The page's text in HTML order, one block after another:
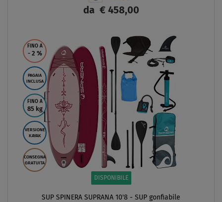
da € 458,00
SCHERMO
FINO A
- 2 %
PAGAIA
INCLUSA
FINO A
85 kg
VERSIONE
KAYAK
CONSEGNA
GRATUITA
DISPONIBILE
SUP SPINERA SUPRANA 10'8 - SUP gonfiabile